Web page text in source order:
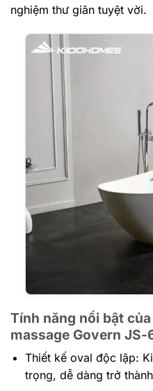
nghiệm thư giãn tuyệt vời.
Tính năng nổi bật
massage Govern JS-
Thiết kế oval độc lập:
trọng, dễ dàng trở